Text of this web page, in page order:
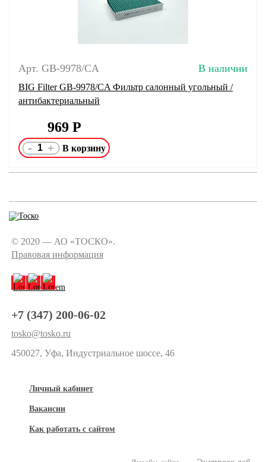
Арт. GB-9978/CA В наличии
BIG Filter GB-9978/CA Фильтр салонный угольный /
антибактериальный
969 Р
- +
© 2020 — АО «ТОСКО».
Правовая информация
+7 (347) 200-06-02
tosko@tosko.ru
450027, Уфа, Индустриальное шоссе, 46
Личный кабинет
Вакансии
Как работать с сайтом